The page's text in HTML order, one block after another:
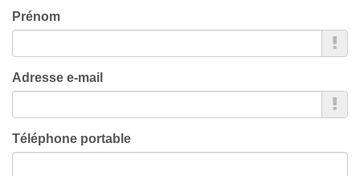
Prénom
Adresse e-mail
Téléphone portable